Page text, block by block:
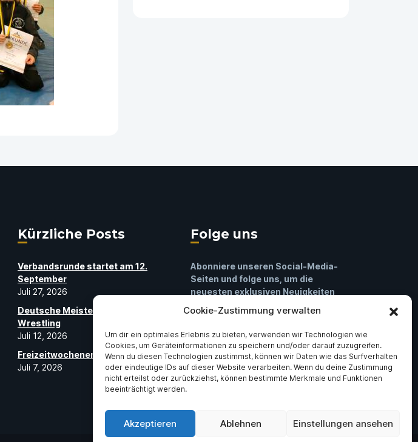
Cookie-Zustimmung verwalten
Um dir ein optimales Erlebnis zu bieten, verwenden wir Technologien wie
Cookies, um Geräteinformationen zu speichern und/oder darauf zuzugreifen.
Wenn du diesen Technologien zustimmst, können wir Daten wie das Surfverhalten
oder eindeutige IDs auf dieser Website verarbeiten. Wenn du deine Zustimmung
nicht erteilst oder zurückziehst, können bestimmte Merkmale und Funktionen
beeinträchtigt werden.
Akzeptieren Ablehnen Einstellungen ansehen
Kürzliche Posts
Verbandsrunde startet am 12.
September
Juli 27, 2026
Deutsche Meisterin im Beach
Wrestling
Juli 12, 2026
Freizeitwochenende der Schüler
Juli 7, 2026
Folge uns
Abonniere unseren Social-Media-
Seiten und folge uns, um die
neuesten exklusiven Neuigkeiten
erhalten.
Facebook
Instagram